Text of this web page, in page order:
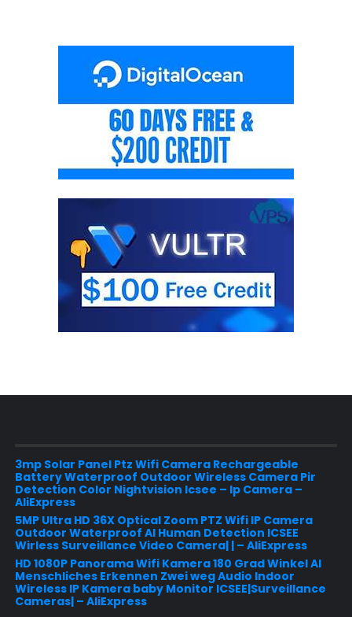
3mp Solar Panel Ptz Wifi Camera Rechargeable
Battery Waterproof Outdoor Wireless Camera Pir
Detection Color Nightvision Icsee – Ip Camera –
AliExpress
5MP Ultra HD 36X Optical Zoom PTZ Wifi IP Camera
Outdoor Waterproof AI Human Detection ICSEE
Wirless Surveillance Video Camera| | – AliExpress
HD 1080P Panorama Wifi Kamera 180 Grad Winkel AI
Menschliches Erkennen Zwei weg Audio Indoor
Wireless IP Kamera baby Monitor ICSEE|Surveillance
Cameras| – AliExpress